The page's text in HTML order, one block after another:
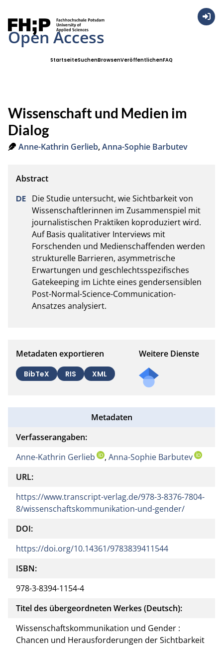
Open Access
StartseiteSuchenBrowsenVeröffentlichenFAQ
Wissenschaft und Medien im
Dialog
Anne-Kathrin Gerlieb,Anna-Sophie Barbutev
Die Studie untersucht, wie Sichtbarkeit von
Wissenschaftlerinnen im Zusammenspiel mit
journalistischen Praktiken koproduziert wird.
Auf Basis qualitativer Interviews mit
Forschenden und Medienschaffenden werden
strukturelle Barrieren, asymmetrische
Erwartungen und geschlechtsspezifisches
Gatekeeping im Lichte eines gendersensiblen
Post-Normal-Science-Communication-
Ansatzes analysiert.
Metadaten exportieren
BibTeX RIS XML
Weitere Dienste
Metadaten
Verfasserangaben:
Anne-Kathrin Gerlieb
, Anna-Sophie Barbutev
URL:
https://www.transcript-verlag.de/978-3-8376-7804-
8/wissenschaftskommunikation-und-gender/
DOI:
https://doi.org/10.14361/9783839411544
ISBN:
978-3-8394-1154-4
Titel des übergeordneten Werkes (Deutsch):
Wissenschaftskommunikation und Gender :
Chancen und Herausforderungen der Sichtbarkeit